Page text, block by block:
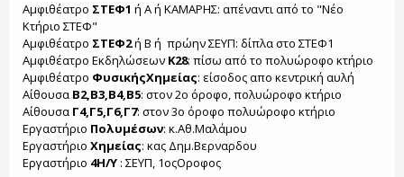
Αμφιθέατρο ΣΤΕΦ1 ή A ή ΚΑΜΑΡΗΣ: απέναντι από το "Νέο
Κτήριο ΣΤΕΦ"
Αμφιθέατρο ΣΤΕΦ2ή Β ή πρώην ΣΕΥΠ: δίπλα στο ΣΤΕΦ1
Αμφιθέατρο Εκδηλώσεων Κ28: πίσω από το πολυώροφο κτήριο
Αμφιθέατρο ΦυσικήςΧημείας: είσοδος απο κεντρική αυλή
Αίθουσα Β2,Β3,Β4,Β5: στον 2ο όροφο, πολυώροφο κτήριο
Αίθουσα Γ4,Γ5,Γ6,Γ7: στον 3ο όροφο πολυώροφο κτήριο
Εργαστήριο Πολυμέσων: κ.Αθ.Μαλάμου
Εργαστήριο Χημείας: κας Δημ.Βερναρδου
Εργαστήριο 4Η/Υ : ΣΕΥΠ, 1οςΟροφος